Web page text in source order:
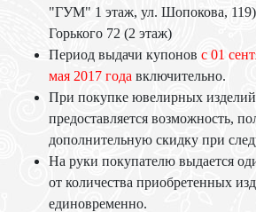
"ГУМ" 1 этаж, ул. Шопокова,
Горького 72 (2 этаж)
Период выдачи купонов с 01
мая 2017 года включительно.
При покупке ювелирных
предоставляется возможность,
дополнительную скидку при
На руки покупателю выдается
от количества приобретенных
единовременно.